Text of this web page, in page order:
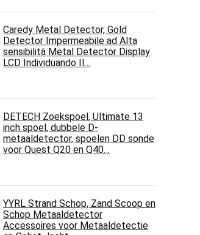
Caredy Metal Detector, Gold
Detector Impermeabile ad Alta
sensibilità Metal Detector Display
LCD Individuando Il…
DETECH Zoekspoel, Ultimate 13
inch spoel, dubbele D-
metaaldetector, spoelen DD sonde
voor Quest Q20 en Q40…
YYRL Strand Schop, Zand Scoop en
Schop Metaaldetector
Accessoires voor Metaaldetectie